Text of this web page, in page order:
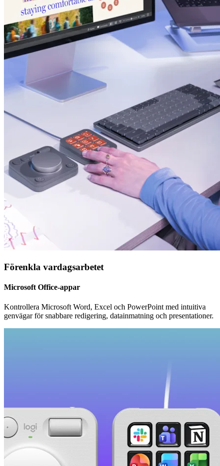
Förenkla vardagsarbetet
Microsoft Office-appar
Kontrollera Microsoft Word, Excel och PowerPoint med intuitiva
genvägar för snabbare redigering, datainmatning och presentationer.